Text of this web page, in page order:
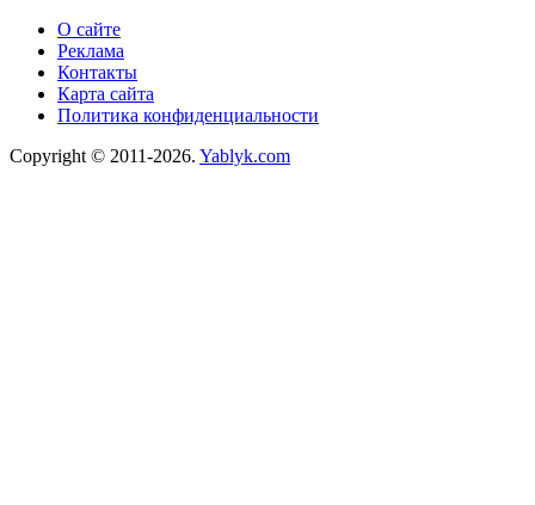
О сайте
Реклама
Контакты
Карта сайта
Политика конфиденциальности
Copyright © 2011-2026. Yablyk.сom